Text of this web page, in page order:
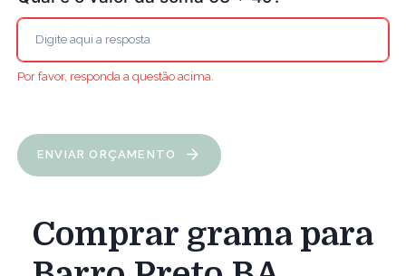
Por favor, responda a questão acima.
ENVIAR ORÇAMENTO
Comprar grama para